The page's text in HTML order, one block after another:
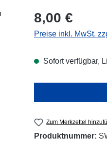
Regulärer Preis:
8,00 €
Preise inkl. MwSt.
Sofort verfügbar,
Zum Merkzettel
Produktnummer: